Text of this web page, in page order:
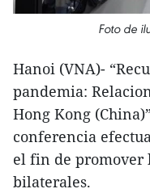
Foto de
Hanoi (VNA)-
pandemia:
Hong Kong
conferencia
el fin de promover
bilaterales.